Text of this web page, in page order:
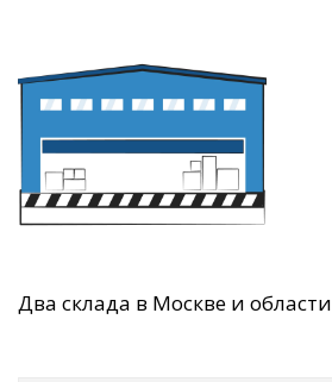
Два склада в Москве и области